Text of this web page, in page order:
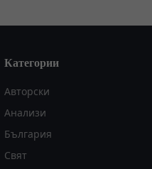
Категории
Авторски
Анализи
България
Свят